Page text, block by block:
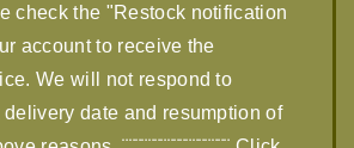
check the "Restock notification
account to receive the
We will not respond to
date and resumption of